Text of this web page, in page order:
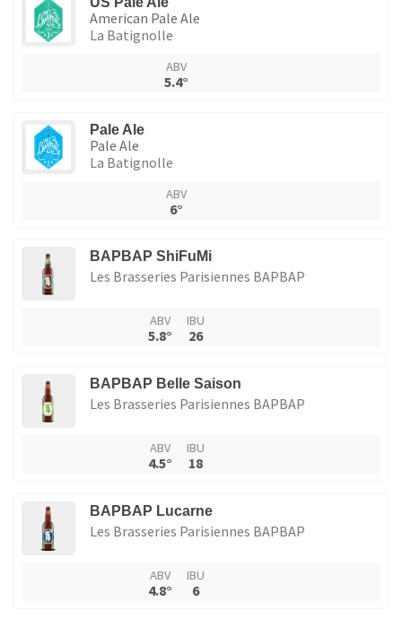
American Pale Ale
La Batignolle
ABV
5.4°
Pale Ale
Pale Ale
La Batignolle
ABV
6°
BAPBAP ShiFuMi
Les Brasseries Parisiennes BAPBAP
ABV
5.8°
IBU
26
BAPBAP Belle Saison
Les Brasseries Parisiennes BAPBAP
ABV
4.5°
IBU
18
BAPBAP Lucarne
Les Brasseries Parisiennes BAPBAP
ABV
4.8°
IBU
6